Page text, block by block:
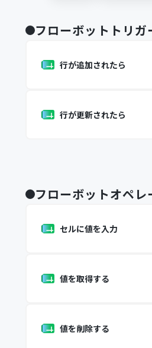
フローボットトリガ
行が追加されたら
行が更新されたら
フローボットオペレ
セルに値を入力
値を取得する
値を削除する